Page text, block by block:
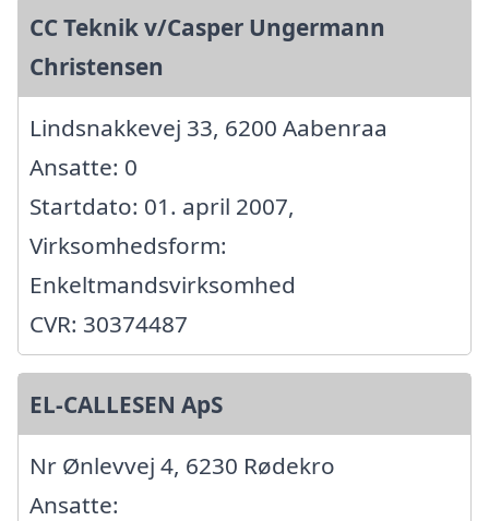
CC Teknik v/Casper Ungermann
Christensen
Lindsnakkevej 33, 6200 Aabenraa
Ansatte: 0
Startdato: 01. april 2007,
Virksomhedsform:
Enkeltmandsvirksomhed
CVR: 30374487
EL-CALLESEN ApS
Nr Ønlevvej 4, 6230 Rødekro
Ansatte: